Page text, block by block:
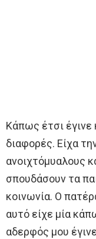
Κάπως έτσι έγινε
διαφορές. Είχα
ανοιχτόμυαλους
σπουδάσουν τα
κοινωνία. Ο
αυτό είχε μία
αδερφός μου